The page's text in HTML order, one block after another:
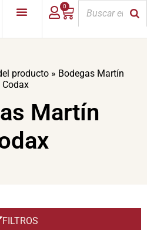
0
producto » Bodegas Martín
Codax
Martín
FILTROS